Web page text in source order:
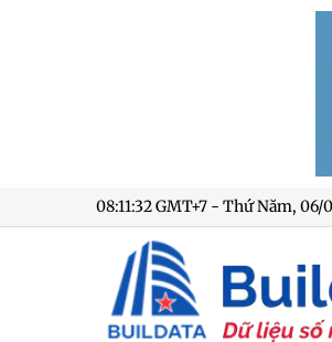
08:11:33 GMT+7 - Thứ Năm, 06/